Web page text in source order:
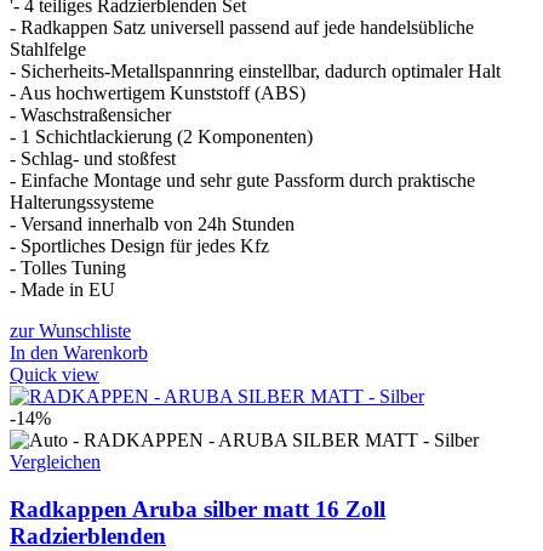
'- 4 teiliges Radzierblenden Set
- Radkappen Satz universell passend auf jede handelsübliche
Stahlfelge
- Sicherheits-Metallspannring einstellbar, dadurch optimaler Halt
- Aus hochwertigem Kunststoff (ABS)
- Waschstraßensicher
- 1 Schichtlackierung (2 Komponenten)
- Schlag- und stoßfest
- Einfache Montage und sehr gute Passform durch praktische
Halterungssysteme
- Versand innerhalb von 24h Stunden
- Sportliches Design für jedes Kfz
- Tolles Tuning
- Made in EU
zur Wunschliste
In den Warenkorb
Quick view
-14%
Vergleichen
Radkappen Aruba silber matt 16 Zoll
Radzierblenden